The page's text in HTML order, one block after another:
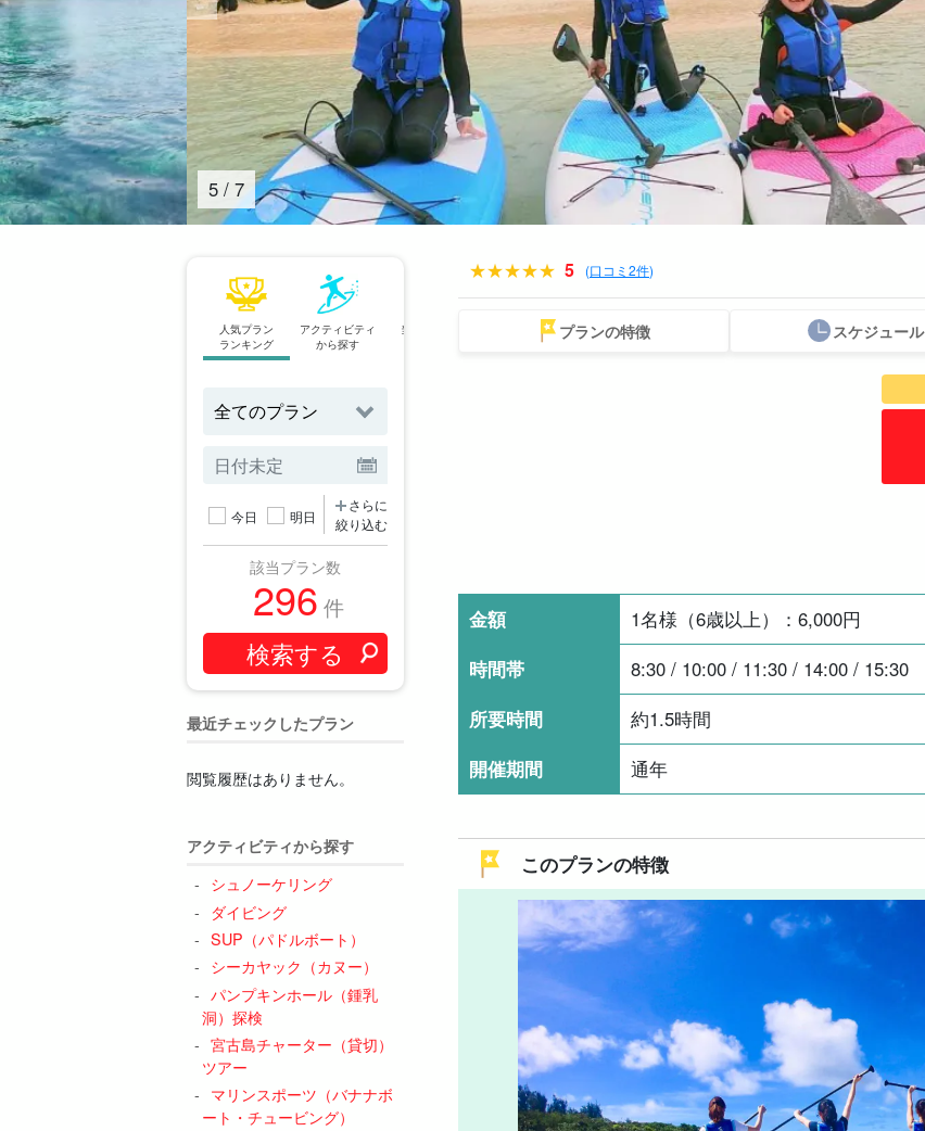
5 / 7
人気プラン
ランキング
アクティビティ
から探す
当日予約OK
スポットから
送迎付きプラン レンタカー
お得な割引
セットプラン
今日 明日
さらに
絞り込む
該当プラン数
296 件
最近チェックしたプラン
閲覧履歴はありません。
アクティビティから探す
シュノーケリング
ダイビング
SUP（パドルボート）
シーカヤック（カヌー）
パンプキンホール（鍾乳
洞）探検
宮古島チャーター（貸切）
ツアー
マリンスポーツ（バナナボ
ート・チュービング）
5 (口コミ2件)
プランの特徴 スケジュール
金額 1名様（6歳以上）： 6,000円
時間帯
8:30 / 10:00 / 11:30 / 14:00 / 15:30
所要時間
約1.5時間
開催期間
通年
このプランの特徴